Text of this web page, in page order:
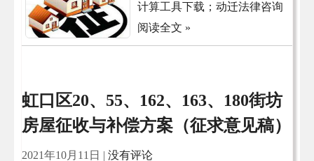
计算工具下载；动迁法律咨询
阅读全文 »
虹口区20、55、162、163、180街坊
房屋征收与补偿方案（征求意见稿）
2021年10月11日 | 没有评论